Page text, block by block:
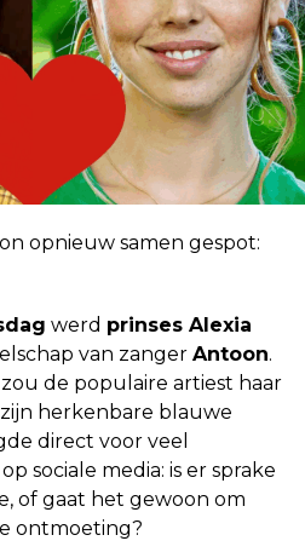
opnieuw samen gespot:
werd prinses Alexia
van zanger Antoon.
de populaire artiest haar
herkenbare blauwe
direct voor veel
sociale media: is er sprake
of gaat het gewoon om
ontmoeting?